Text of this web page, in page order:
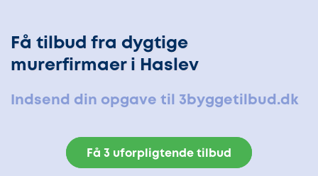
Få tilbud fra dygtige
murerfirmaer i Haslev
Indsend din opgave til 3byggetilbud.dk
Få 3 uforpligtende tilbud